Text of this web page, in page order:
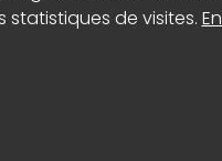
statistiques de visites.